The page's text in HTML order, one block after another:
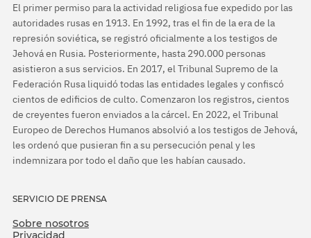
El primer permiso para la actividad religiosa fue expedido por las
autoridades rusas en 1913. En 1992, tras el fin de la era de la
represión soviética, se registró oficialmente a los testigos de
Jehová en Rusia. Posteriormente, hasta 290.000 personas
asistieron a sus servicios. En 2017, el Tribunal Supremo de la
Federación Rusa liquidó todas las entidades legales y confiscó
cientos de edificios de culto. Comenzaron los registros, cientos
de creyentes fueron enviados a la cárcel. En 2022, el Tribunal
Europeo de Derechos Humanos absolvió a los testigos de Jehová,
les ordenó que pusieran fin a su persecución penal y les
indemnizara por todo el daño que les habían causado.
SERVICIO DE PRENSA
Sobre nosotros
Privacidad